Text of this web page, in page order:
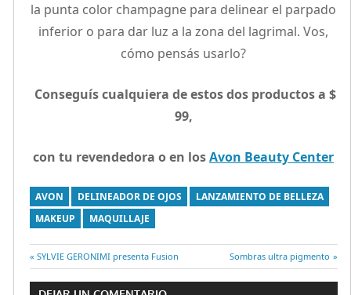
la punta color champagne para delinear el parpado
inferior o para dar luz a la zona del lagrimal. Vos,
cómo pensás usarlo?
Conseguís cualquiera de estos dos productos a $
99,
con tu revendedora o en losAvon Beauty Center
AVON DELINEADOR DE OJOS
LANZAMIENTO DE BELLEZA
MAKEUP
MAQUILLAJE
Navegación
Entrada
anterior:
SYLVIE GERONIMI presenta Fusion
Entrada
siguiente:
Sombras ultra pigmento